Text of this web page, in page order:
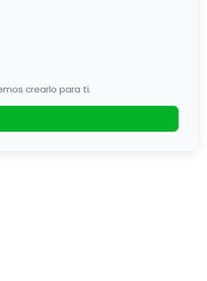
crearlo para ti.